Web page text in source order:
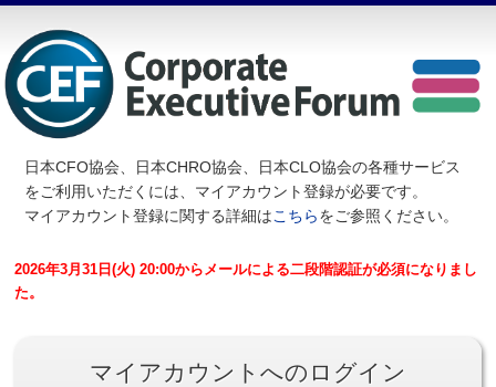
日本CFO協会、日本CHRO協会、日本CLO協会の各種サービス
をご利用いただくには、マイアカウント登録が必要です。
マイアカウント登録に関する詳細はこちらをご参照ください。
2026年3月31日(火) 20:00からメールによる二段階認証が必須になりまし
た。
マイアカウントへのログイン